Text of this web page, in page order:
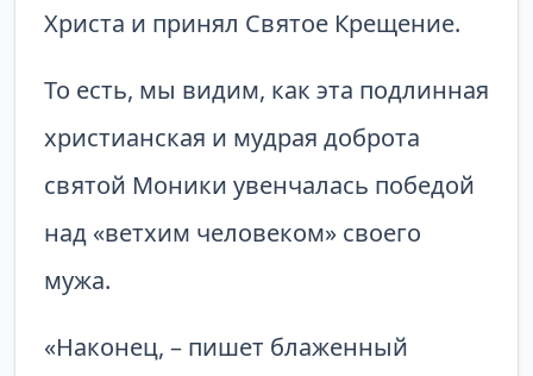
Христа и принял Святое Крещение.
То есть, мы видим, как эта подлинная
христианская и мудрая доброта
святой Моники увенчалась победой
над «ветхим человеком» своего
мужа.
«Наконец, – пишет блаженный